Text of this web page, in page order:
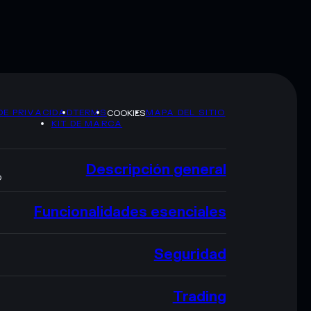
PRIVACIDADTERMSCOOKIESMAPA DEL SITIO
KIT DE MARCA
Descripción general
Funcionalidades esenciales
Seguridad
Trading